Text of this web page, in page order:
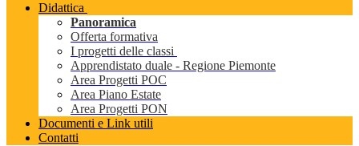
Didattica
Panoramica
Offerta formativa
I progetti delle classi
Apprendistato duale - Regione Piemonte
Area Progetti POC
Area Piano Estate
Area Progetti PON
Documenti e Link utili
Contatti